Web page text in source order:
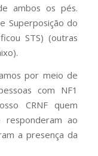
ambos os pés.
Superposição do
STS) (outras
por meio de
com NF1
CRNF quem
ao
a presença da